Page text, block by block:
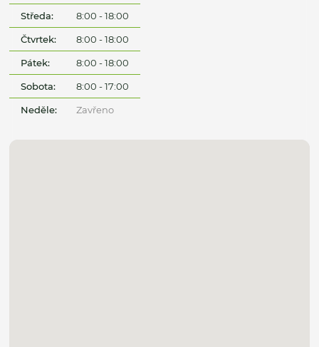
Středa: 8:00 - 18:00
Čtvrtek: 8:00 - 18:00
Pátek: 8:00 - 18:00
Sobota: 8:00 - 17:00
Neděle: Zavřeno